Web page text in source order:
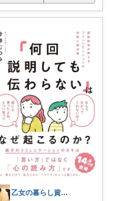
乙女の暮らし資料室